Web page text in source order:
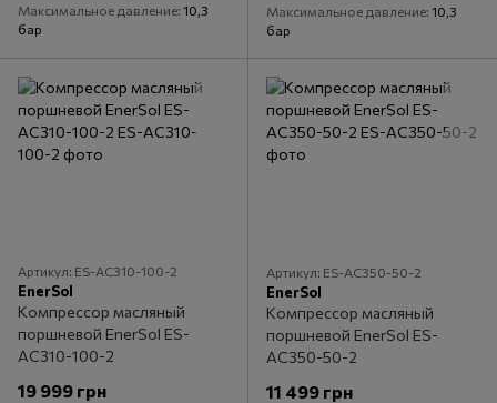
Максимальное давление 10,3
бар
Максимальное давление 10,3
бар
Артикул: ES-AC310-100-2
EnerSol
Компрессор масляный
поршневой EnerSol ES-
AC310-100-2
19 999 грн
Артикул: ES-AC350-50-2
EnerSol
Компрессор масляный
поршневой EnerSol ES-
AC350-50-2
11 499 грн